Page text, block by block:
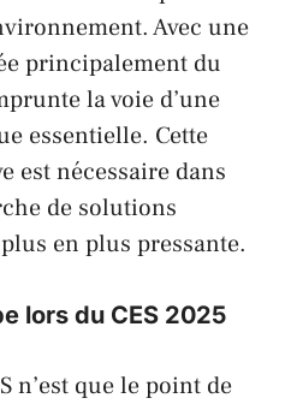
Avec une
principalement du
la voie d’une
essentielle. Cette
est nécessaire dans
de solutions
en plus pressante.
lors du CES 2025
n’est que le point de